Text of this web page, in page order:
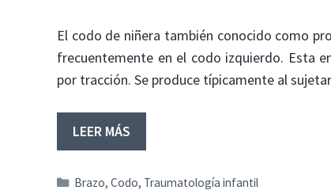
El codo de niñera también conocido como
frecuentemente en el codo izquierdo. Esta
por tracción. Se produce típicamente al
LEER MÁS
Categorías
Brazo,Codo, Traumatología infantil